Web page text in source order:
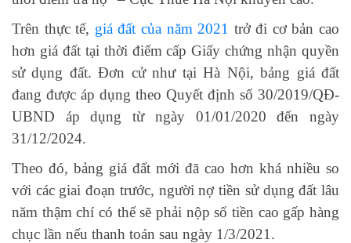
Trên thực tế, giá đất của năm 2021 trở đi cơ bản cao
hơn giá đất tại thời điểm cấp Giấy chứng nhận quyền
sử dụng đất. Đơn cử như tại Hà Nội, bảng giá đất
đang được áp dụng theo Quyết định số 30/2019/QĐ-
UBND áp dụng từ ngày 01/01/2020 đến ngày
31/12/2024.
Theo đó, bảng giá đất mới đã cao hơn khá nhiều so
với các giai đoạn trước, người nợ tiền sử dụng đất lâu
năm thậm chí có thể sẽ phải nộp số tiền cao gấp hàng
chục lần nếu thanh toán sau ngày 1/3/2021.